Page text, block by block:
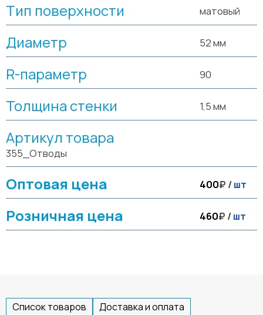
Тип поверхности матовый
Диаметр 52 мм
R-параметр 90
Толщина стенки 1,5 мм
Артикул товара
355_Отводы
Оптовая цена 400₽ /шт
Розничная цена 460₽ /шт
Список товаров
Доставка и оплата